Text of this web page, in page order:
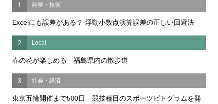
1 科学・技術
Excelにも誤差がある？ 浮動小数点演算誤差の正しい回避法
2 Local
春の花が楽しめる 福島県内の散歩道
3 社会・経済
東京五輪開催まで500日 競技種目のスポーツピトグラムを発